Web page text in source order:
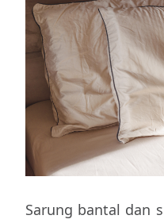
Sarung bantal dan